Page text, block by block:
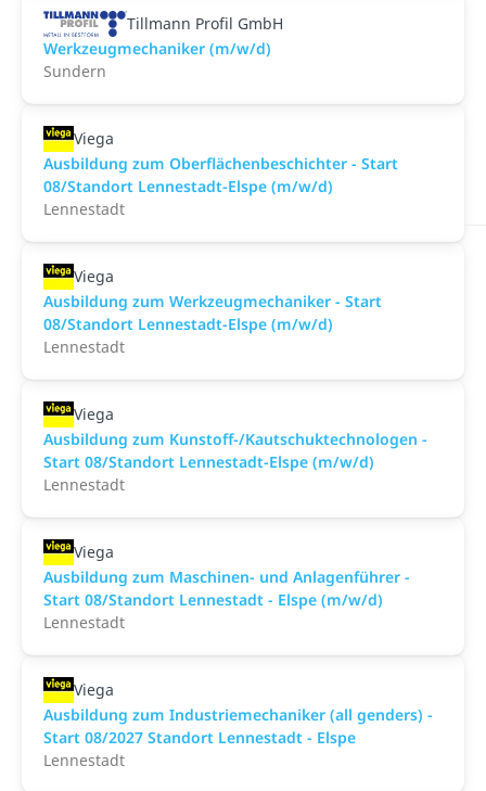
Tillmann Profil GmbH
Werkzeugmechaniker (m/w/d)
Sundern
Viega
Ausbildung zum Oberflächenbeschichter - Start
08/Standort Lennestadt-Elspe (m/w/d)
Lennestadt
Viega
Ausbildung zum Werkzeugmechaniker - Start
08/Standort Lennestadt-Elspe (m/w/d)
Lennestadt
Viega
Ausbildung zum Kunstoff-/Kautschuktechnologen -
Start 08/Standort Lennestadt-Elspe (m/w/d)
Lennestadt
Viega
Ausbildung zum Maschinen- und Anlagenführer -
Start 08/Standort Lennestadt - Elspe (m/w/d)
Lennestadt
Viega
Ausbildung zum Industriemechaniker (all genders) -
Start 08/2027 Standort Lennestadt - Elspe
Lennestadt